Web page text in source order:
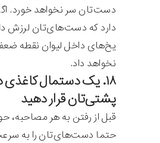
دست‌تان سر نخواهد خورد.
دارد که دست‌های‌تان لرزش
یخ‌های داخل لیوان نقطه
نخواهد داد.
۱۸. یک دستمال
پشتی‌تان قرار دهید
قبل از رفتن به هر مصاحبه،
حتما دست‌های‌تان را به